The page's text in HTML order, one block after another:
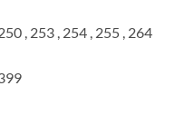
, 253 , 254 , 255 , 264